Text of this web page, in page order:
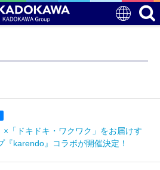
「ドキドキ・ワクワク」をお届けす
『karendo』コラボが開催決定！